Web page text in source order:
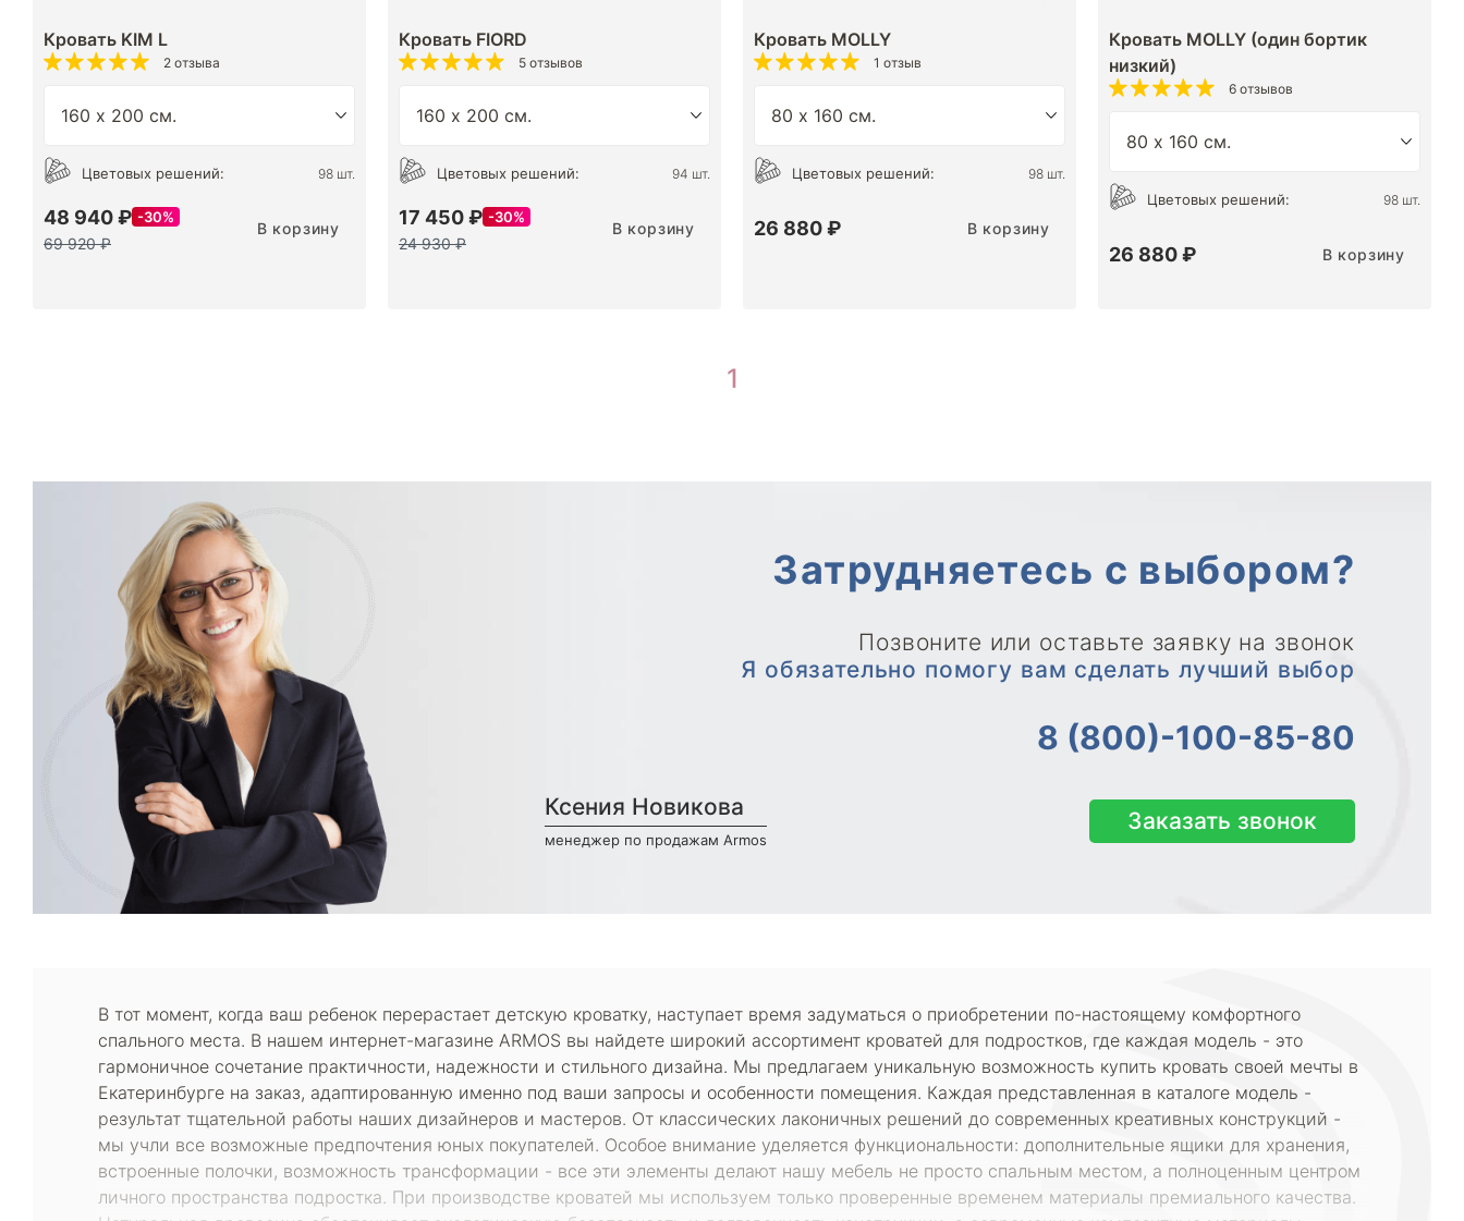
Кровать KIM L
2 отзыва
Цветовых решений: 98 шт.
48 940 ₽ 30%
69 920 ₽
В корзину
Кровать FIORD
5 отзывов
Цветовых решений: 94 шт.
17 450 ₽ 30%
24 930 ₽
В корзину
Кровать MOLLY
1 отзыв
Цветовых решений: 98 шт.
26 880 ₽ В корзину
Кровать MOLLY (один бортик
низкий)
6 отзывов
Цветовых решений: 98 шт.
26 880 ₽ В корзину
1
Затрудняетесь с выбором?
Позвоните или оставьте заявку на звонок
Я обязательно помогу вам сделать лучший выбор
8 (800)-100-85-80
Ксения Новикова
менеджер по продажам Armos
Заказать звонок
В тот момент, когда ваш ребенок перерастает детскую кроватку, наступает время задуматься о приобретении по-настоящему комфортного
спального места. В нашем интернет-магазине ARMOS вы найдете широкий ассортимент кроватей для подростков, где каждая модель - это
гармоничное сочетание практичности, надежности и стильного дизайна. Мы предлагаем уникальную возможность купить кровать своей мечты в
Екатеринбурге на заказ, адаптированную именно под ваши запросы и особенности помещения. Каждая представленная в каталоге модель -
результат тщательной работы наших дизайнеров и мастеров. От классических лаконичных решений до современных креативных конструкций -
мы учли все возможные предпочтения юных покупателей. Особое внимание уделяется функциональности: дополнительные ящики для хранения,
встроенные полочки, возможность трансформации - все эти элементы делают нашу мебель не просто спальным местом, а полноценным центром
личного пространства подростка. При производстве кроватей мы используем только проверенные временем материалы премиального качества.